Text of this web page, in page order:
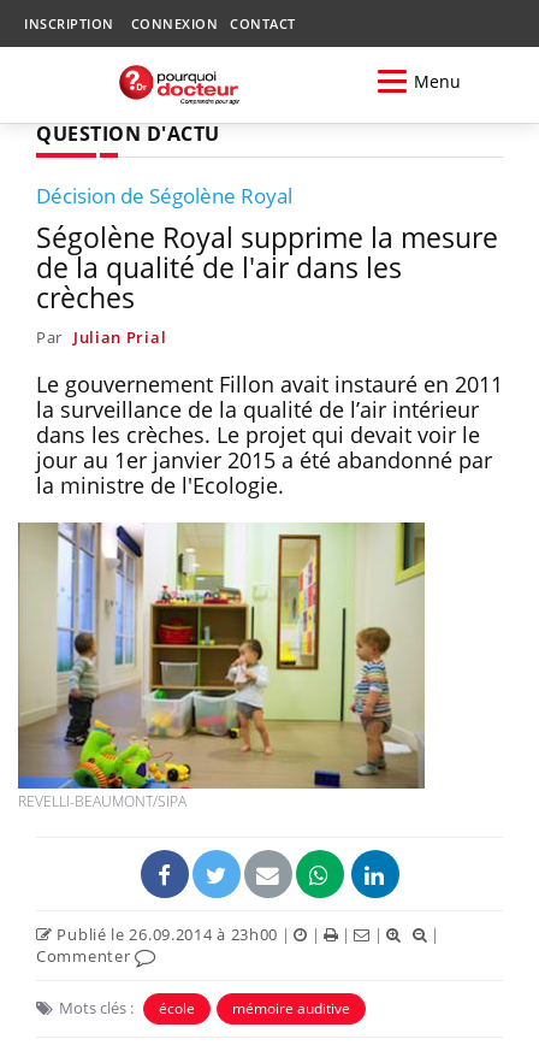
INSCRIPTION CONNEXION CONTACT
Menu
QUESTION D'ACTU
Décision de Ségolène Royal
Ségolène Royal supprime la mesure
de la qualité de l'air dans les
crèches
Par Julian Prial
Le gouvernement Fillon avait instauré en 2011
la surveillance de la qualité de l’air intérieur
dans les crèches. Le projet qui devait voir le
jour au 1er janvier 2015 a été abandonné par
la ministre de l'Ecologie.
REVELLI-BEAUMONT/SIPA
Publié le 26.09.2014 à 23h00 | | | |
|
Commenter
Mots clés : école mémoire auditive